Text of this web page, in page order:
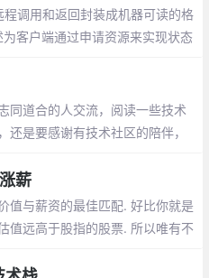
调用和返回封装成机器可读的格
客户端通过申请资源来实现状态
同道合的人交流，阅读一些技术
是要感谢有技术社区的陪伴，
薪
值与薪资的最佳匹配. 好比你就是
值远高于股指的股票. 所以唯有不